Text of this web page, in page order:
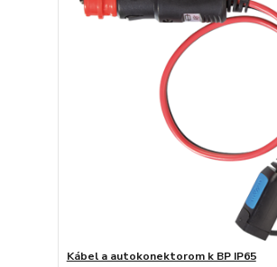
Kábel a autokonektorom k BP IP65